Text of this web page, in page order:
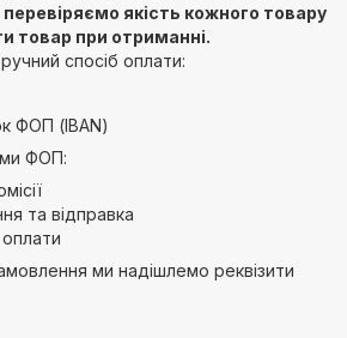
якість кожного товару
товар при отриманні.
спосіб оплати:
ФОП (IBAN)
ФОП:
та відправка
ми надішлемо реквізити